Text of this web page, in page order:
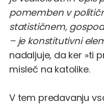
pomemben v
statističnem,
– je konstitutivni
nadaljuje, da ker »ti
misleč na katolike.
V tem predavanju